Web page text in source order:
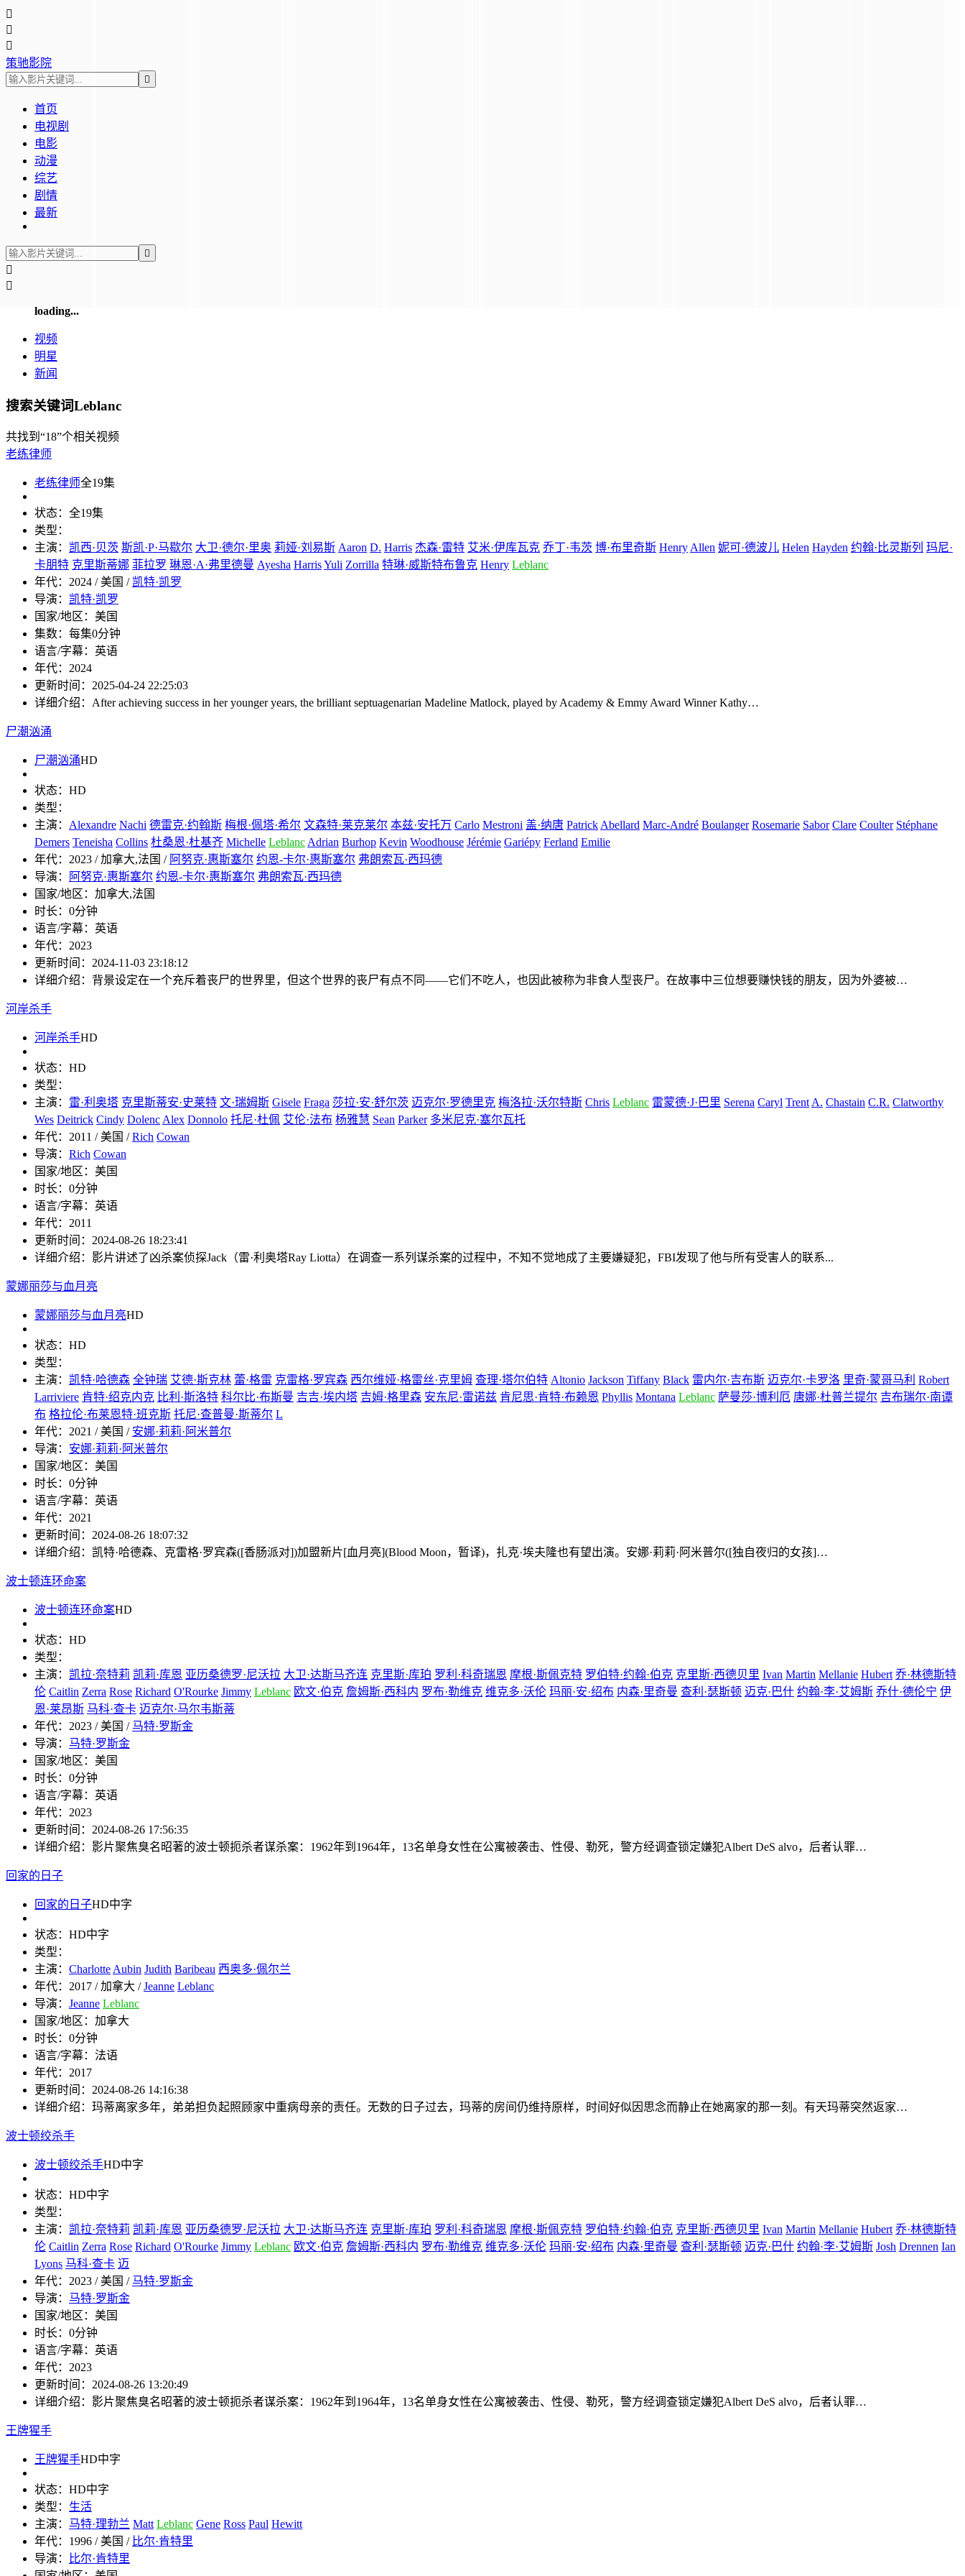



策驰影院

首页
电视剧
电影
动漫
综艺
剧情
最新



loading...
视频
明星
新闻
搜索关键词Leblanc
共找到 “18”个相关视频
老练律师
老练律师全19集
状态： 全19集
类型：
主演： 凯西·贝茨 斯凯·P·马歇尔 大卫·德尔·里奥 莉娅·刘易斯 Aaron D. Harris 杰森·雷特 艾米·伊库瓦克 乔丁·韦茨 博·布里奇斯 HenryAllen 妮可·德波儿 Helen Hayden 约翰·比灵斯列 玛尼·
卡朋特 克里斯蒂娜 菲拉罗 琳恩·A·弗里德曼 Ayesha HarrisYuli Zorrilla 特琳·威斯特布鲁克 Henry Leblanc
年代： 2024 / 美国 / 凯特·凯罗
导演： 凯特·凯罗
国家/地区： 美国
集数： 每集0分钟
语言/字幕： 英语
年代： 2024
更新时间： 2025-04-24 22:25:03
详细介绍： After achieving success in her younger years, the brilliant septuagenarian Madeline Matlock, played by Academy & Emmy Award Winner Kathy…
尸潮汹涌
尸潮汹涌HD
状态： HD
类型：
主演： Alexandre Nachi 德雷克·约翰斯 梅根·佩塔·希尔 文森特·莱克莱尔 本兹·安托万 Carlo Mestroni 盖·纳唐 PatrickAbellard Marc-André Boulanger Rosemarie Sabor Clare Coulter Stéphane
Demers Teneisha Collins 杜桑恩·杜基齐 Michelle LeblancAdrian Burhop Kevin Woodhouse Jérémie Gariépy Ferland Emilie
年代： 2023 / 加拿大,法国 / 阿努克·惠斯塞尔 约恩-卡尔·惠斯塞尔 弗朗索瓦·西玛德
导演：
阿努克·惠斯塞尔 约恩-卡尔·惠斯塞尔 弗朗索瓦·西玛德
国家/地区： 加拿大,法国
时长： 0分钟
语言/字幕： 英语
年代： 2023
更新时间： 2024-11-03 23:18:12
详细介绍： 背景设定在一个充斥着丧尸的世界里，但这个世界的丧尸有点不同——它们不吃人，也因此被称为非食人型丧尸。在故事中三位想要赚快钱的朋友，因为外婆被…
河岸杀手
河岸杀手HD
状态： HD
类型：
主演： 雷·利奥塔 克里斯蒂安·史莱特 文·瑞姆斯 Gisele Fraga 莎拉·安·舒尔茨 迈克尔·罗德里克 梅洛拉·沃尔特斯 Chris Leblanc 雷蒙德·J·巴里 Serena Caryl TrentA. Chastain C.R. Clatworthy
Wes Deitrick Cindy DolencAlex Donnolo 托尼·杜佩 艾伦·法布 杨雅慧 Sean Parker 多米尼克·塞尔瓦托
年代： 2011 / 美国 /Rich Cowan
导演： Rich Cowan
国家/地区： 美国
时长： 0分钟
语言/字幕： 英语
年代： 2011
更新时间： 2024-08-26 18:23:41
详细介绍： 影片讲述了凶杀案侦探Jack（雷·利奥塔Ray Liotta）在调查一系列谋杀案的过程中，不知不觉地成了主要嫌疑犯，FBI发现了他与所有受害人的联系...
蒙娜丽莎与血月亮
蒙娜丽莎与血月亮HD
状态： HD
类型：
主演： 凯特·哈德森 全钟瑞 艾德·斯克林 蕾·格雷 克雷格·罗宾森 西尔维娅·格雷丝·克里姆 查理·塔尔伯特 Altonio Jackson Tiffany Black 雷内尔·吉布斯 迈克尔·卡罗洛 里奇·蒙哥马利 Robert
Larriviere 肯特·绍克内克 比利·斯洛特 科尔比·布斯曼 吉吉·埃内塔 吉姆·格里森 安东尼·雷诺兹 肯尼思·肯特·布赖恩 Phyllis Montana Leblanc 萨曼莎·博利厄 唐娜·杜普兰提尔 吉布瑞尔·南谭
布 格拉伦·布莱恩特·班克斯 托尼·查普曼·斯蒂尔 L
年代： 2021 / 美国 / 安娜·莉莉·阿米普尔
导演： 安娜·莉莉·阿米普尔
国家/地区： 美国
时长： 0分钟
语言/字幕： 英语
年代： 2021
更新时间： 2024-08-26 18:07:32
详细介绍： 凯特·哈德森、克雷格·罗宾森([香肠派对])加盟新片[血月亮](Blood Moon，暂译)，扎克·埃夫隆也有望出演。安娜·莉莉·阿米普尔([独自夜归的女孩]…
波士顿连环命案
波士顿连环命案HD
状态： HD
类型：
主演： 凯拉·奈特莉 凯莉·库恩 亚历桑德罗·尼沃拉 大卫·达斯马齐连 克里斯·库珀 罗利·科奇瑞恩 摩根·斯佩克特 罗伯特·约翰·伯克 克里斯·西德贝里 Ivan Martin Mellanie Hubert 乔·林德斯特
伦 Caitlin Zerra Rose Richard O'Rourke Jimmy Leblanc 欧文·伯克 詹姆斯·西科内 罗布·勒维克 维克多·沃伦 玛丽·安·绍布 内森·里奇曼 查利·瑟斯顿 迈克·巴什 约翰·李·艾姆斯 乔什·德伦宁 伊
恩·莱昂斯 马科·查卡 迈克尔·马尔韦斯蒂
年代： 2023 / 美国 / 马特·罗斯金
导演： 马特·罗斯金
国家/地区： 美国
时长： 0分钟
语言/字幕： 英语
年代： 2023
更新时间： 2024-08-26 17:56:35
详细介绍： 影片聚焦臭名昭著的波士顿扼杀者谋杀案：1962年到1964年，13名单身女性在公寓被袭击、性侵、勒死，警方经调查锁定嫌犯Albert DeS alvo，后者认罪…
回家的日子
回家的日子HD中字
状态： HD中字
类型：
主演： CharlotteAubin Judith Baribeau 西奥多·佩尔兰
年代： 2017 / 加拿大 /Jeanne Leblanc
导演： Jeanne Leblanc
国家/地区： 加拿大
时长： 0分钟
语言/字幕： 法语
年代： 2017
更新时间： 2024-08-26 14:16:38
详细介绍： 玛蒂离家多年，弟弟担负起照顾家中重病母亲的责任。无数的日子过去，玛蒂的房间仍维持原样，时间好似因思念而静止在她离家的那一刻。有天玛蒂突然返家…
波士顿绞杀手
波士顿绞杀手HD中字
状态： HD中字
类型：
主演： 凯拉·奈特莉 凯莉·库恩 亚历桑德罗·尼沃拉 大卫·达斯马齐连 克里斯·库珀 罗利·科奇瑞恩 摩根·斯佩克特 罗伯特·约翰·伯克 克里斯·西德贝里 Ivan Martin Mellanie Hubert 乔·林德斯特
伦 Caitlin Zerra Rose Richard O'Rourke Jimmy Leblanc 欧文·伯克 詹姆斯·西科内 罗布·勒维克 维克多·沃伦 玛丽·安·绍布 内森·里奇曼 查利·瑟斯顿 迈克·巴什 约翰·李·艾姆斯 Josh Drennen Ian
Lyons 马科·查卡 迈
年代： 2023 / 美国 / 马特·罗斯金
导演： 马特·罗斯金
国家/地区： 美国
时长： 0分钟
语言/字幕： 英语
年代： 2023
更新时间： 2024-08-26 13:20:49
详细介绍： 影片聚焦臭名昭著的波士顿扼杀者谋杀案：1962年到1964年，13名单身女性在公寓被袭击、性侵、勒死，警方经调查锁定嫌犯Albert DeS alvo，后者认罪…
王牌猩手
王牌猩手HD中字
状态： HD中字
类型： 生活
主演： 马特·理勃兰 Matt Leblanc Gene Ross Paul Hewitt
年代： 1996 / 美国 / 比尔·肯特里
导演：
比尔·肯特里